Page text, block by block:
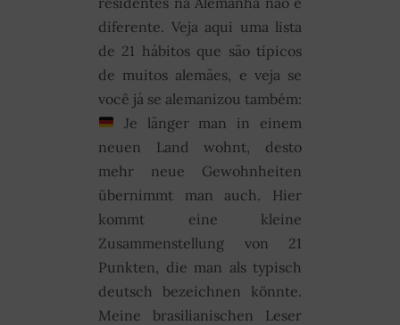
diferente. Veja aqui uma lista
de 21 hábitos que são típicos
de muitos alemães, e veja se
você já se alemanizou também:
Je länger man in einem
neuen Land wohnt, desto
mehr neue Gewohnheiten
übernimmt man auch. Hier
kommt eine kleine
Zusammenstellung von 21
Punkten, die man als typisch
deutsch bezeichnen könnte.
Meine brasilianischen Leser